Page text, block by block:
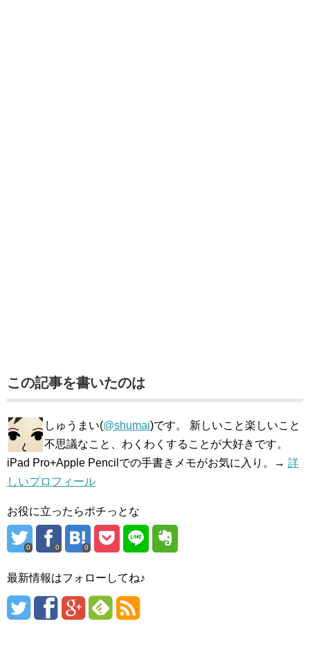
この記事を書いたのは
しゅうまい(@shumai)です。 新しいこと楽しいこと
不思議なこと、わくわくすることが大好きです。
iPad Pro+Apple Pencilでの手書きメモがお気に入り。→ 詳
しいプロフィール
お役に立ったらポチっとな
0 0 0
最新情報はフォローしてね♪